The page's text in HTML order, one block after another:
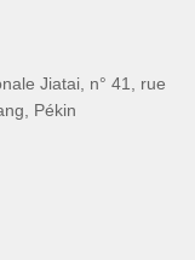
Jiatai, n° 41, rue
Pékin